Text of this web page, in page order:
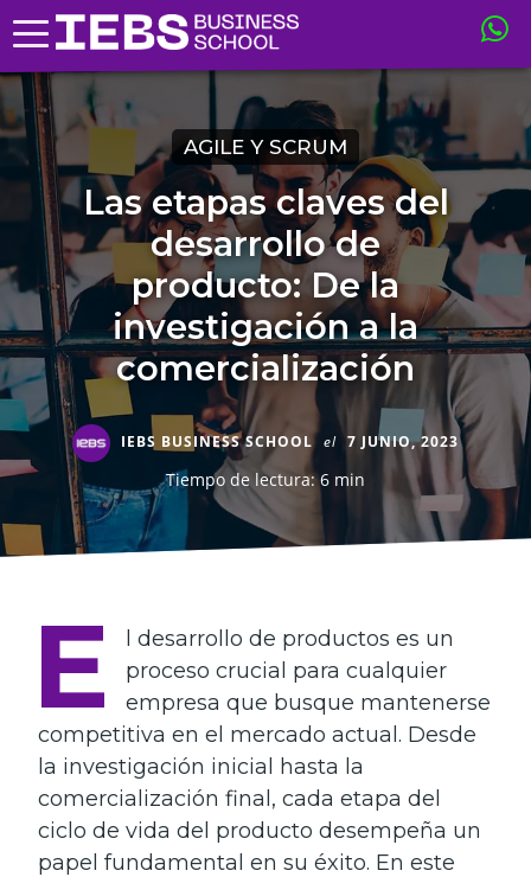
AGILE Y SCRUM
Las etapas claves del
desarrollo de
producto: De la
investigación a la
comercialización
IEBS BUSINESS SCHOOL el 7 JUNIO, 2023
Tiempo de lectura: 6 min
E
l desarrollo de productos es un
proceso crucial para cualquier
empresa que busque mantenerse
competitiva en el mercado actual. Desde
la investigación inicial hasta la
comercialización final, cada etapa del
ciclo de vida del producto desempeña un
papel fundamental en su éxito. En este